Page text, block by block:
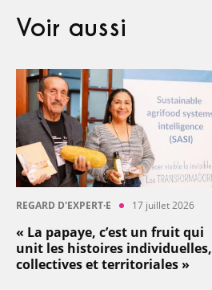
Voir aussi
REGARD D'EXPERT·E 17 juillet 2026
« La papaye, c’est un fruit qui
unit les histoires individuelles,
collectives et territoriales »